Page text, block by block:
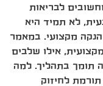
לבריאות
לא תמיד היא
הנקה מקצועי. במאמר
אילו שלבים
תומך בתהליך. למה
לחיזוק